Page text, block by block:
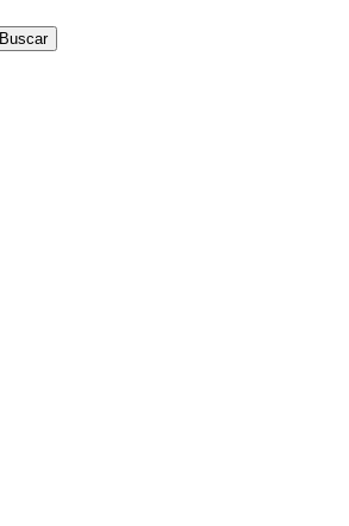
Buscar